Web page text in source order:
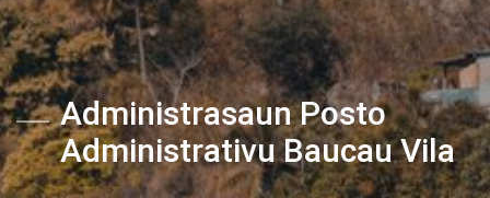
Administrasaun Posto
Administrativu Baucau Vila